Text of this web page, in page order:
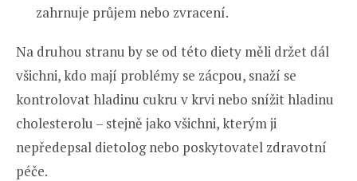
zahrnuje průjem nebo zvracení.
Na druhou stranu by se od této diety měli držet dál
všichni, kdo mají problémy se zácpou, snaží se
kontrolovat hladinu cukru v krvi nebo snížit hladinu
cholesterolu – stejně jako všichni, kterým ji
nepředepsal dietolog nebo poskytovatel zdravotní
péče.